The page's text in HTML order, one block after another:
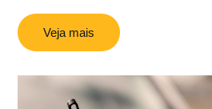
Veja mais